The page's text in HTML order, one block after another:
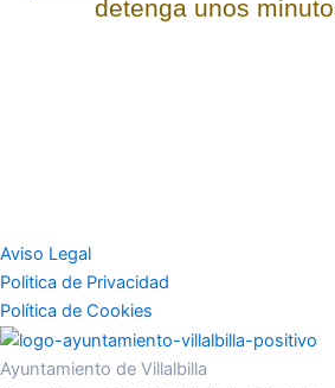
detenga unos
Aviso Legal
Politica de Privacidad
Política de Cookies
Ayuntamiento de Villalbilla